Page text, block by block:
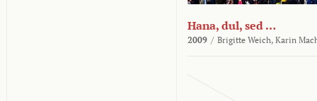
Hana, dul, sed …
2009 / Brigitte Weich, Karin